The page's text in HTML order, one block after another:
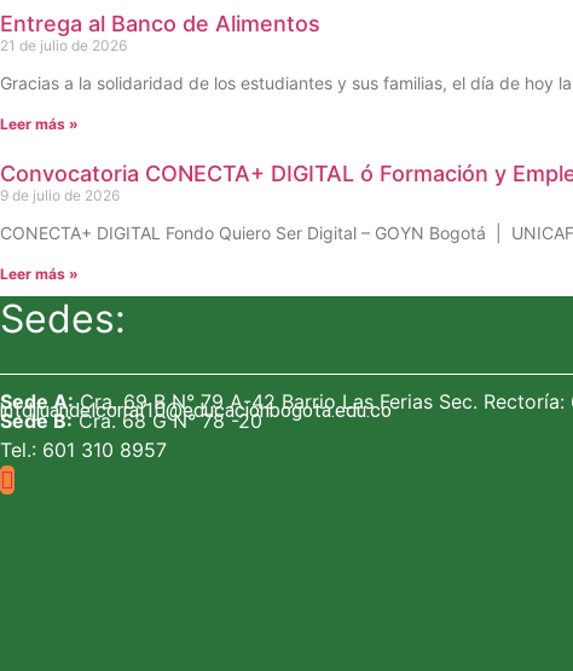
Entrega al Banco de Alimentos
21 de julio de 2026
Gracias a la solidaridad de los estudiantes y sus familias, el día de hoy
Leer más »
Convocatoria CONECTA+ DIGITAL ó Formación y
9 de julio de 2026
CONECTA+ DIGITAL Fondo Quiero Ser Digital – GOYN Bogotá |
Leer más »
Sedes:
Sede A:Cra. 69 B N° 79 A-42 Barrio Las Ferias Sec.
intdijuandelcorral10@educacionbogota.edu.co
Sede B:Cra. 68 G N° 78 -20
Tel.: 601 310 8957